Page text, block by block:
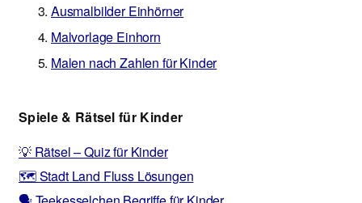
Ausmalbilder Einhörner
Malvorlage Einhorn
Malen nach Zahlen für Kinder
Spiele & Rätsel für Kinder
💡 Rätsel – Quiz für Kinder
🗺️ Stadt Land Fluss Lösungen